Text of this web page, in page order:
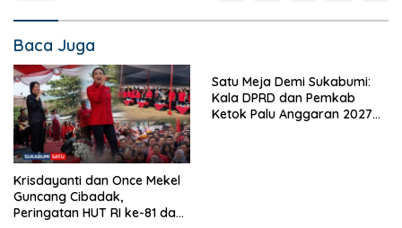
Baca Juga
Krisdayanti dan Once Mekel
Guncang Cibadak,
Peringatan HUT RI ke-81 dan
Satu Meja Demi Sukabumi:
Kala DPRD dan Pemkab
Ketok Palu Anggaran 2027